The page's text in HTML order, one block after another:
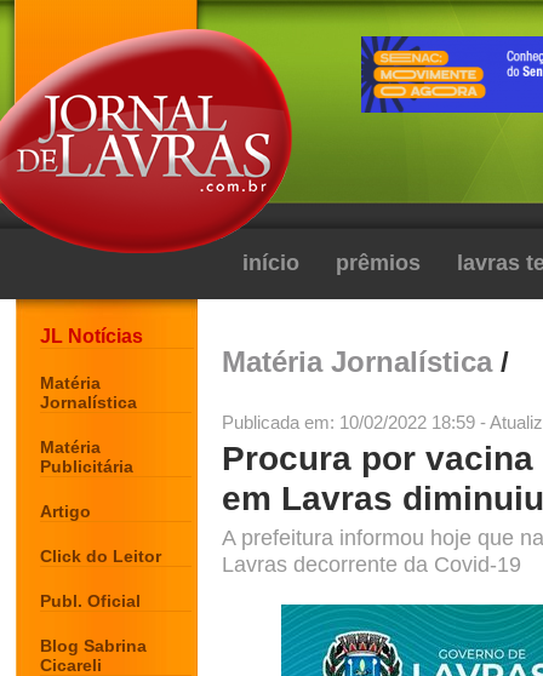
início prêmios lavras
JL Notícias
Matéria
Jornalística
Matéria
Publicitária
Artigo
Click do Leitor
Publ. Oficial
Blog Sabrina
Cicareli
Matéria Jornalística/
Publicada em: 10/02/2022 18:59 -
Procura por
em Lavras
A prefeitura informou hoje que
Lavras decorrente da Covid-19